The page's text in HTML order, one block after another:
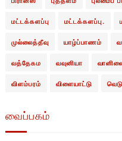
மட்டக்களப்பு மட்டக்களப்பு.
முல்லைத்தீவு யாழ்ப்பாணம்
வத்தேகம வவுனியா
விளம்பரம் விளையாட்டு
வைப்பகம்